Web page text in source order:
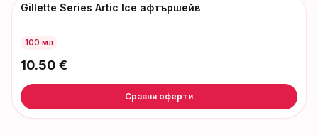
Gillette Series Artic Ice афтършейв
100 мл
10.50 €
Сравни оферти